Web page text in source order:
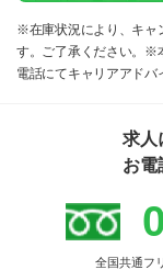
※在庫状況により、キャ
す。ご了承ください。※
電話にてキャリアアドバ
求人
お電
全国共通フ